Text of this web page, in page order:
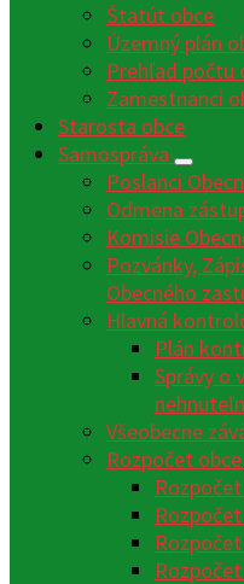
Štatút obce
Územný plán
Prehľad počtu
Zamestnanci
Starosta obce
Samospráva
Poslanci
Odmena
Komisie
Pozvánky,
Obecného
Hlavná
Plán
Správy o
Všeobecne
Rozpočet obce